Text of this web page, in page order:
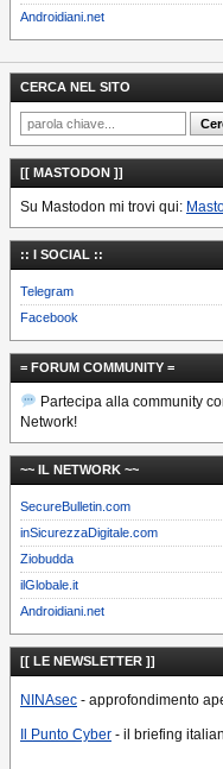
Androidiani.net
CERCA NEL SITO
[[ MASTODON ]]
Su Mastodon mi trovi qui:
:: I SOCIAL ::
Telegram
Facebook
= FORUM COMMUNITY =
Partecipa alla community
Network!
~~ IL NETWORK ~~
SecureBulletin.com
inSicurezzaDigitale.com
Ziobudda
ilGlobale.it
Androidiani.net
[[ LE NEWSLETTER ]]
NINAsec - approfondimento
Il Punto Cyber - il briefing